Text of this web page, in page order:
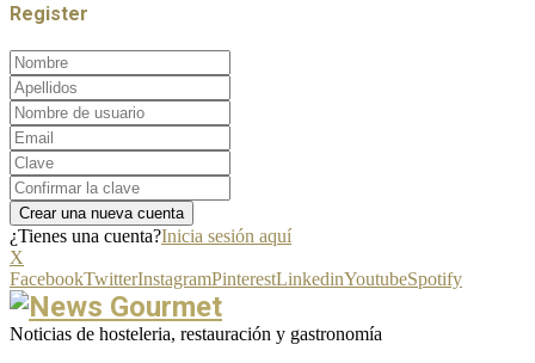
Register
¿Tienes una cuenta?Inicia sesión aquí
X
FacebookTwitterInstagramPinterestLinkedinYoutubeSpotify
Noticias de hosteleria, restauración y gastronomía